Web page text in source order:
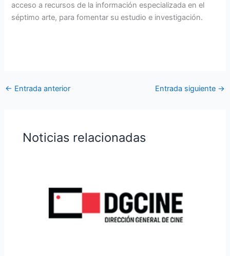
acceso a recursos de la información especializada en el
séptimo arte, para fomentar su estudio e investigación.
← Entrada anterior Entrada siguiente →
Noticias relacionadas